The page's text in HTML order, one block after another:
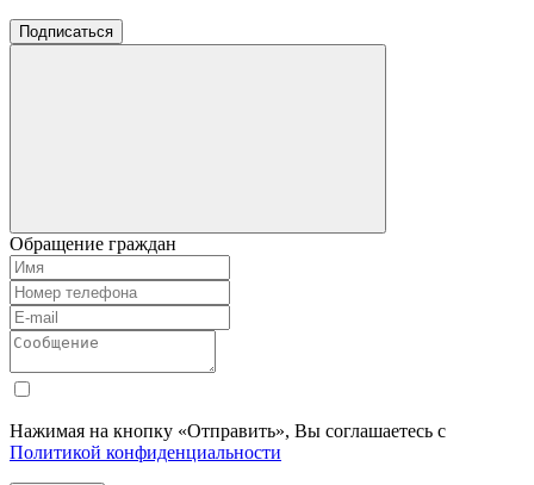
Подписаться
Обращение граждан
Нажимая на кнопку «Отправить», Вы соглашаетесь с
Политикой конфиденциальности